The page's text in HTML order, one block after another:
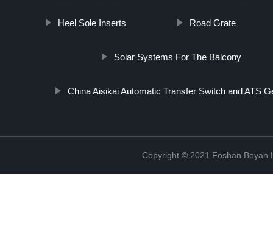
Heel Sole Inserts Road Grate
Solar Systems For The Balcony
China Aisikai Automatic Transfer Switch and ATS
Copyright © 2021 Foshan Boyan